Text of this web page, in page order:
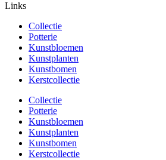
Links
Collectie
Potterie
Kunstbloemen
Kunstplanten
Kunstbomen
Kerstcollectie
Collectie
Potterie
Kunstbloemen
Kunstplanten
Kunstbomen
Kerstcollectie